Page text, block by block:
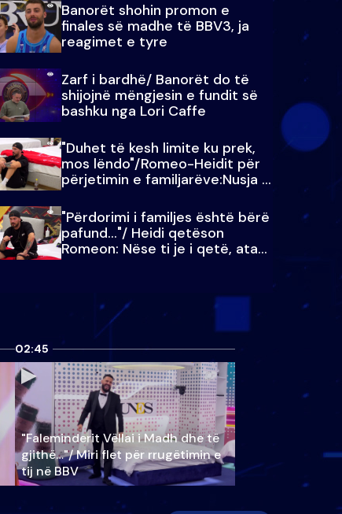
Banorët shohin promon e
finales së madhe të BBV3, ja
reagimet e tyre
Zarf i bardhë/ Banorët do të
shijojnë mëngjesin e fundit së
bashku nga Lori Caffe
"Duhet të kesh limite ku prek,
mos lëndo"/Romeo-Heidit për
përjetimin e familjarëve:Nusja e
Julit…
"Përdorimi i familjes është bërë
pafund…"/ Heidi qetëson
Romeon: Nëse ti je i qetë, ata
qetësohen
02:45
"Faleminderit Vëllai i Madh dhe të
gjithë…"/ Miri flet për rrugëtimin e
tij në BBV